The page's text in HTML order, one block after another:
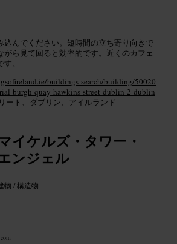
込んでください。短時間の立ち寄り向きで
がら見て回ると効率的です。近くのカフェ
。
buildings-search/building/50020
burgh-quay-hawkins-street-dublin-2-dublin
ート、ダブリン、アイルランド
イケルズ・タワー・
ンジェル
物 / 構造物